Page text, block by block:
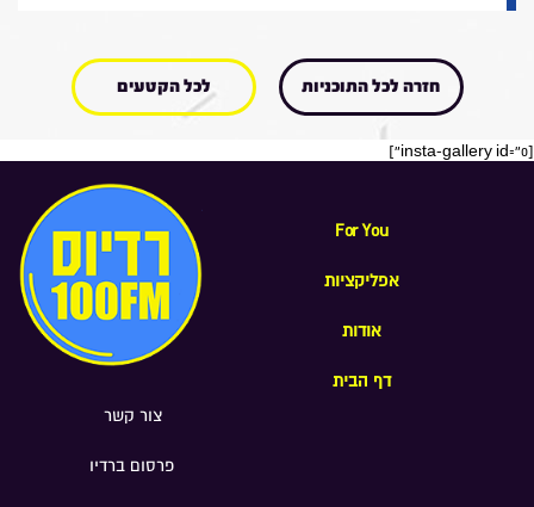
חזרה לכל התוכניות לכל הקטעים
[insta-gallery id="0"]
For You
אפליקציות
אודות
דף הבית
צור קשר
פרסום ברדיו